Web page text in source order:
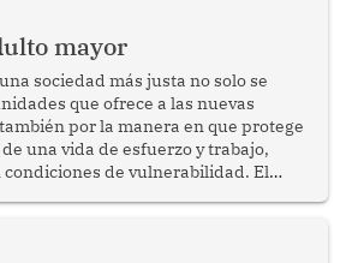
mayor
sociedad más justa no solo se
que ofrece a las nuevas
por la manera en que protege
una vida de esfuerzo y trabajo,
de vulnerabilidad. El
que reciben los beneficiarios del